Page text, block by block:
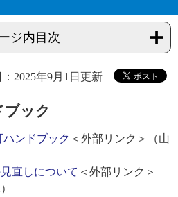
ジ内目次
2025年9月1日更新
ブック
ンドブック ＜外部リンク＞
（山
直しについて ＜外部リンク＞